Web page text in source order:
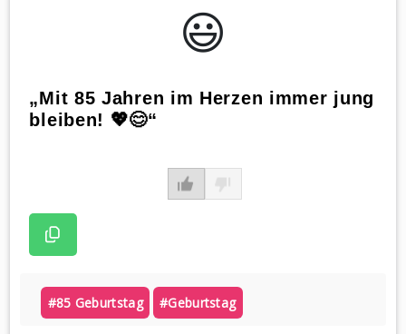
😃️
„Mit 85 Jahren im Herzen immer jung
bleiben! 💖😊“
#85 Geburtstag #geburtstag